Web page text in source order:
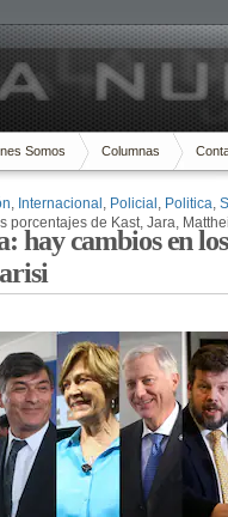
Somos Columnas
, Internacional , Policial , Politica,
porcentajes de Kast, Jara,
hay cambios en